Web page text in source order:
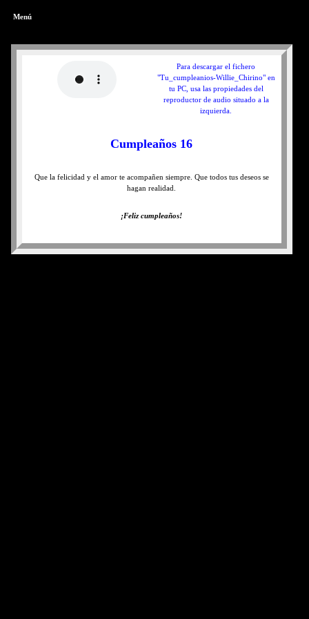
Menú
Para descargar el fichero
"Tu_cumpleanios-Willie_Chirino" en
tu PC, usa las propiedades del
reproductor de audio situado a la
izquierda.
Cumpleaños 16
Que la felicidad y el amor te acompañen siempre. Que todos tus deseos se
hagan realidad.
¡Feliz cumpleaños!